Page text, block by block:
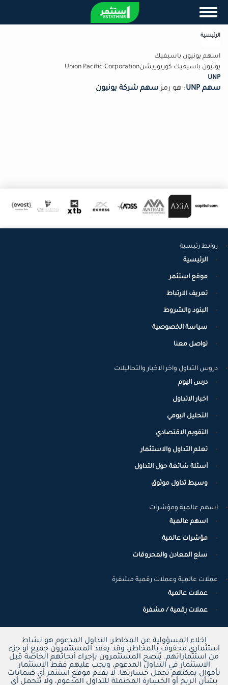
المحتوى
الرئيسي
Toggle navigation
الرئيسية
اسهم يونيون باسيفيك
يونيون باسيفيك كوربوريشنUnion Pacific Corporation
UNP
سهم UNP : هو رمزسهم شركة يونيون
روابط رئيسية
الرئيسية
موقع استثمر
تعريف الارتباط
البنود والشروط
سياسة الخصوصية
تواصل معنا
دروس التداول واخر الاخبار والتحاليلات
درس اليوم
اخبار الاتداول
التحليل اليومي
التقويم الاقتصادي
تعلم التداول والاستثمار
أسئلة شائعة حول التداول
وسيط تداول موثوق
اسهم عالمية ومؤشرات
اسهم عالمية
مؤشرات عالمية
سلع المعادن والمحروقات
عملات عالمية وعملات رقمية مشفرة
عملات عالمية
عملات رقمية / مشفرة
إخلاء المسؤولية عن المخاطر: التداول المدعوم هو نشاط
استثماري محفوف بالمخاطر، وقد يفقد المستثمرون جميع أو جزء
من استثماراتهم. يُنصح المستثمرون بإجراء أبحاثهم الخاصة قبل
الاستثمار في التداول المدعوم، ويجب عليهم فقط الاستثمار
بأموال يمكنهم تحمل خسارتها. لا يقدم موقع استثمر أي ضمانات
بشأن الربح أو الخسارة المحتملة للتداول المدعوم، ولا تتحمل أي